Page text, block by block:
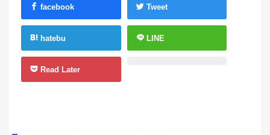
facebook Tweet
hatebu LINE
Read Later